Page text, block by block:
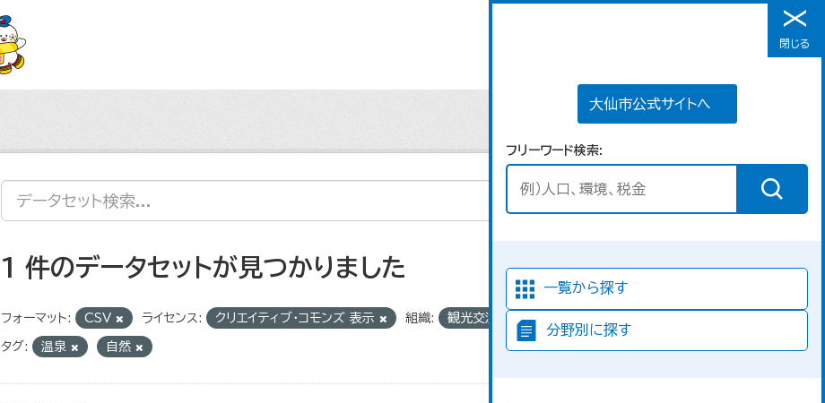
メニュー
大仙市公式サイトへ
フリーワード検索
一覧から探す
分野別に探す
閉じる
1 件のデータセットが見つかりました
フォーマット: CSV ライセンス: クリエイティブ・コモンズ 表示 組織: 観光交流課
タグ: 温泉 自然